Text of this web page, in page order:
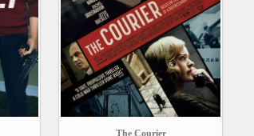
The Courier